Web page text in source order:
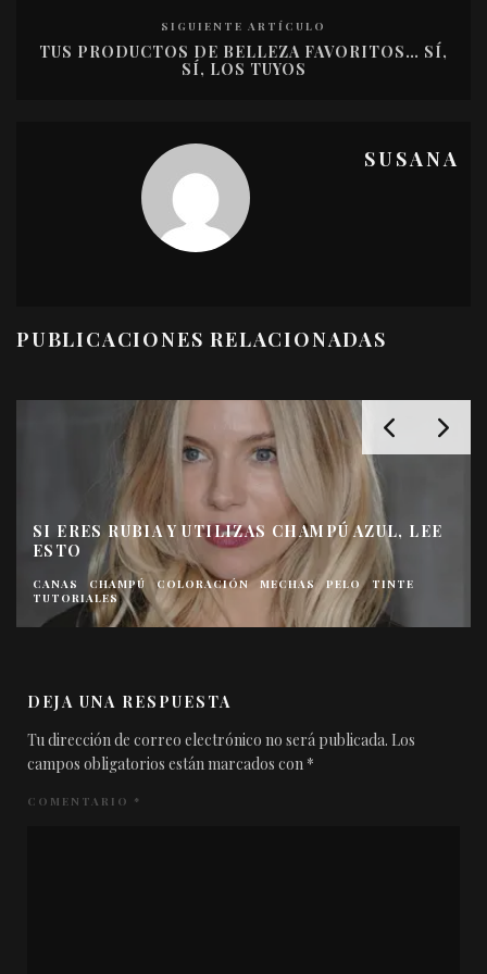
SIGUIENTE ARTÍCULO
TUS PRODUCTOS DE BELLEZA FAVORITOS… SÍ,
SÍ, LOS TUYOS
SUSANA
PUBLICACIONES RELACIONADAS
SI ERES RUBIA Y UTILIZAS CHAMPÚ AZUL, LEE
ESTO
CANAS CHAMPÚ COLORACIÓN MECHAS PELO
TINTE
TUTORIALES
DEJA UNA RESPUESTA
Tu dirección de correo electrónico no será publicada. Los
campos obligatorios están marcados con *
COMENTARIO *